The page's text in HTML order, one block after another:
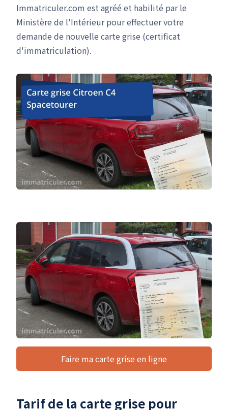
Immatriculer.com est agréé et habilité par le
Ministère de l'Intérieur pour effectuer votre
demande de nouvelle carte grise (certificat
d'immatriculation).
Faire ma carte grise en ligne
Tarif de la carte grise pour